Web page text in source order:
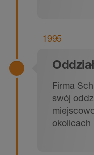
1995
Firma
swój
okolicach